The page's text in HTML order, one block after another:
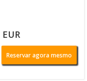
Reservar agora mesmo